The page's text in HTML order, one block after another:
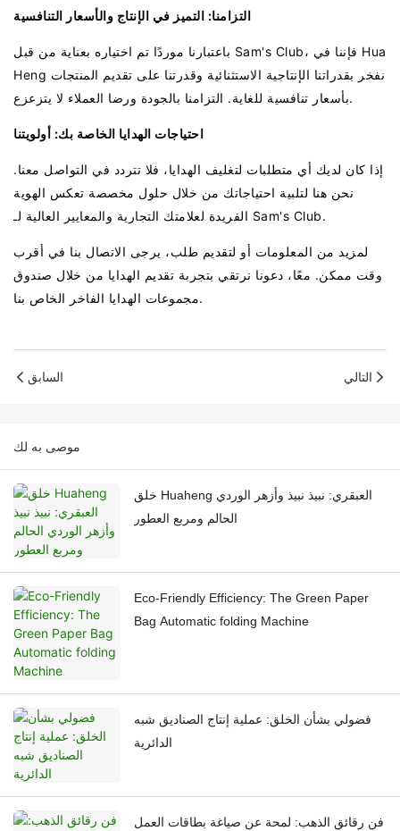
التزامنا: التميز في الإنتاج والأسعار التنافسية
باعتبارنا موردًا تم اختياره بعناية من قبل Sam's Club، فإننا في Hua
Heng نفخر بقدراتنا الإنتاجية الاستثنائية وقدرتنا على تقديم المنتجات
بأسعار تنافسية للغاية. التزامنا بالجودة ورضا العملاء لا يتزعزع.
احتياجات الهدايا الخاصة بك: أولويتنا
إذا كان لديك أي متطلبات لتغليف الهدايا، فلا تتردد في التواصل معنا.
نحن هنا لتلبية احتياجاتك من خلال حلول مخصصة تعكس الهوية
الفريدة لعلامتك التجارية والمعايير العالية لـ Sam's Club.
لمزيد من المعلومات أو لتقديم طلب، يرجى الاتصال بنا في أقرب
وقت ممكن. معًا، دعونا نرتقي بتجربة تقديم الهدايا من خلال صندوق
مجموعات الهدايا الفاخر الخاص بنا.
السابق التالي
موصى به لك
خلق Huaheng العبقري: نبيذ نبيذ وأزهر الوردي
الحالم ومربع العطور
Eco-Friendly Efficiency: The Green Paper
Bag Automatic folding Machine
فضولي بشأن الخلق: عملية إنتاج الصناديق شبه
الدائرية
فن رقائق الذهب: لمحة عن صياغة بطاقات العمل